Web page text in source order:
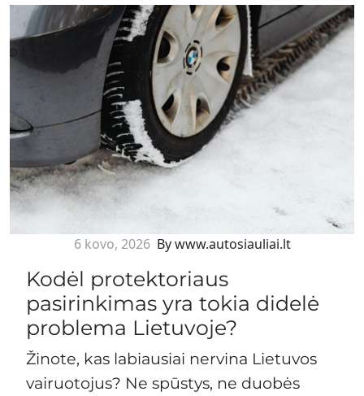
6 kovo, 2026 By www.autosiauliai.lt
Kodėl protektoriaus
pasirinkimas yra tokia didelė
problema Lietuvoje?
Žinote, kas labiausiai nervina Lietuvos
vairuotojus? Ne spūstys, ne duobės